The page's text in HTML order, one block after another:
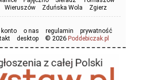
Wieruszów Zduńska Wola Zgierz
o nas regulamin
prywatność
desktop © 2026 Poddebiczak.pl